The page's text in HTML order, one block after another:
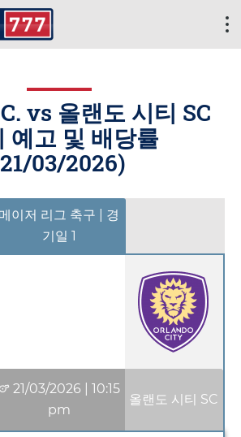
vs 올랜도 시티 SC
예고 및 배당률
21/03/2026)
메이저 리그 축구 | 경
기일 1
21/03/2026 |10:15
pm
올랜도 시티 SC